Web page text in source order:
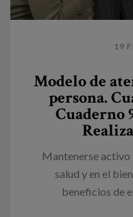
19
Modelo de
persona.
Cuaderno
Mantenerse
salud y en el
beneficios de